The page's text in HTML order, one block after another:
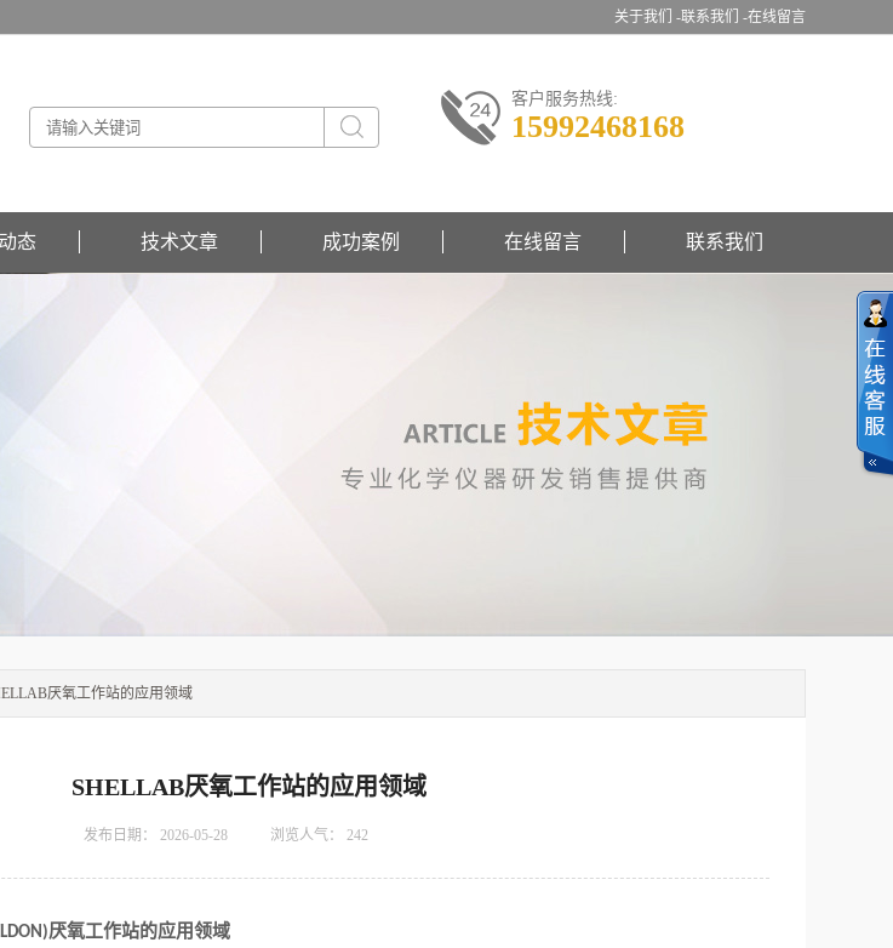
关于我们 -联系我们 -在线留言
客户服务热线:
15992468168
态 技术文章 成功案例 在线留言 联系我们
厌氧工作站的应用领域
SHELLAB厌氧工作站的应用领域
发布日期： 2026-05-28 浏览人气： 242
厌氧工作站的应用领域